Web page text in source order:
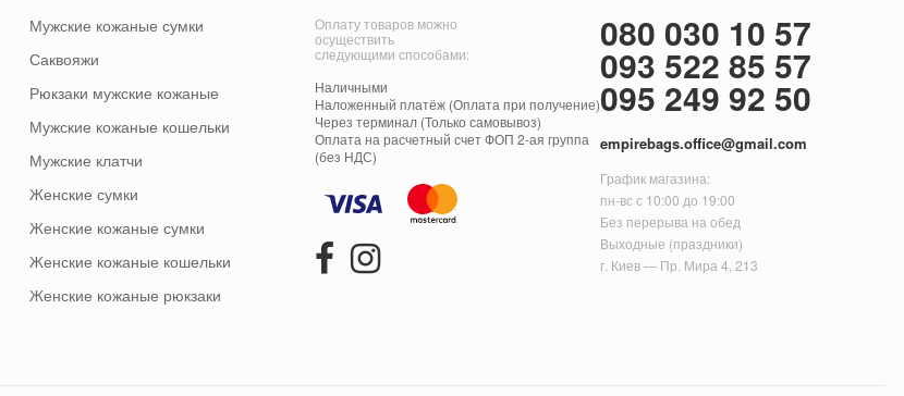
Мужские кожаные сумки
Саквояжи
Рюкзаки мужские кожаные
Мужские кожаные кошельки
Мужские клатчи
Женские сумки
Женские кожаные сумки
Женские кожаные кошельки
Женские кожаные рюкзаки
Оплату товаров можно
осуществить
следующими способами:
Наличными
Наложенный платёж (Оплата при получение)
Через терминал (Только самовывоз)
Оплата на расчетный счет ФОП 2-ая группа
(без НДС)
080 030 10 57
093 522 85 57
095 249 92 50
empirebags.office@gmail.com
График магазина:
пн-вс с 10:00 до 19:00
Без перерыва на обед
Выходные (праздники)
г. Киев — Пр. Мира 4, 213